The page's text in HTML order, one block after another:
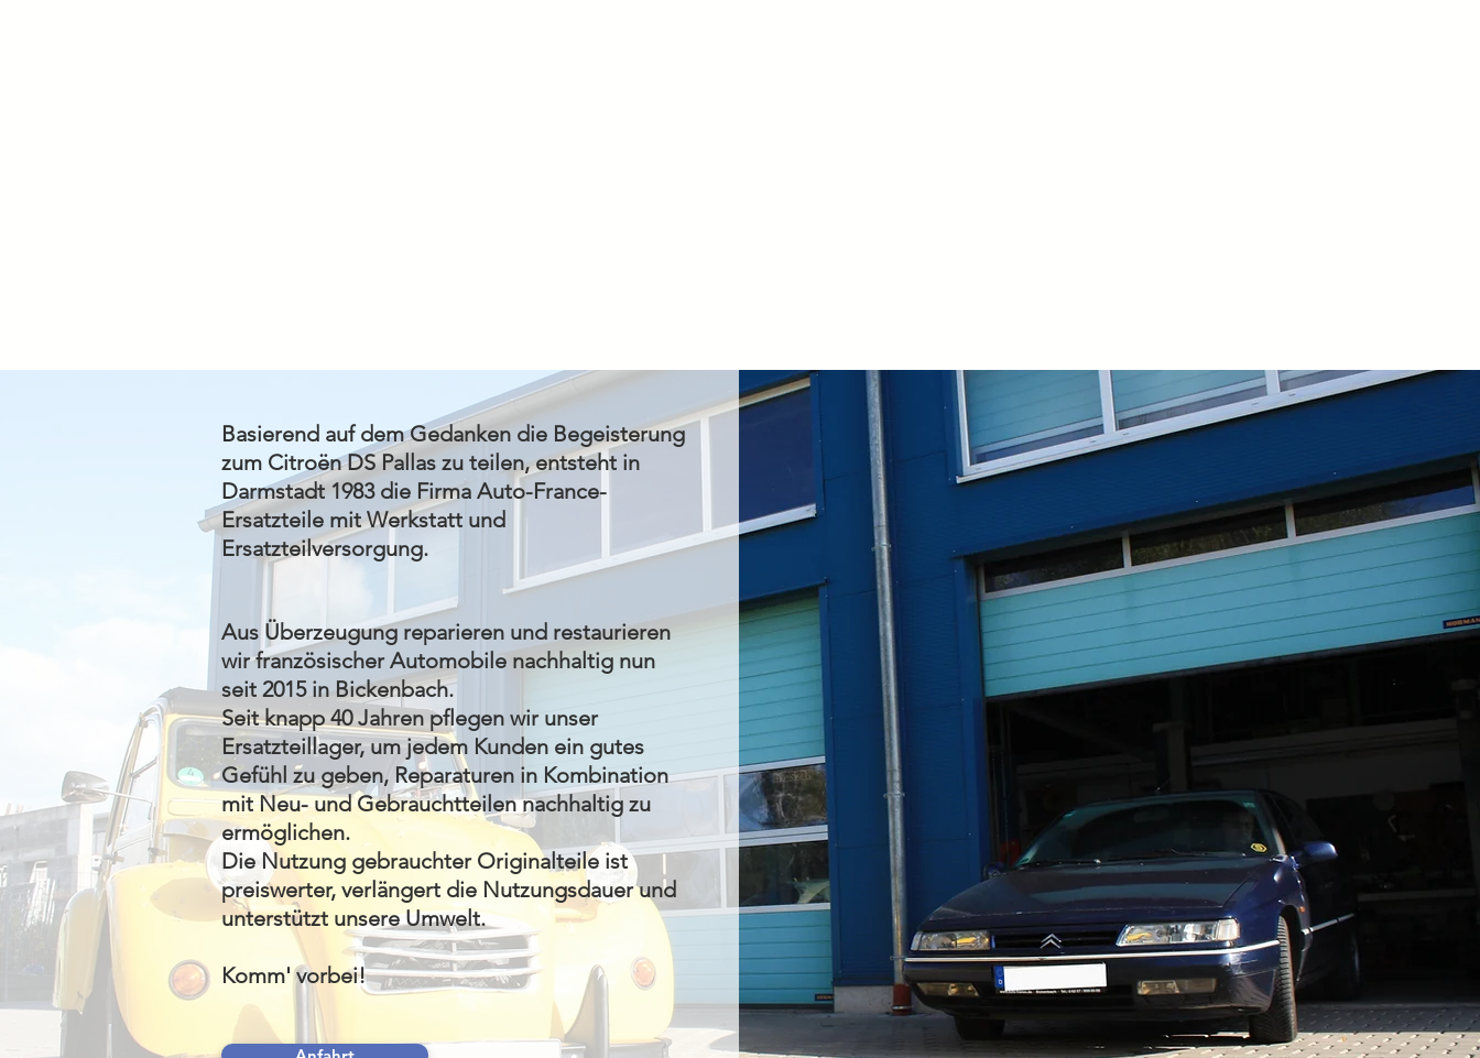
Basierend auf dem Gedanken die Begeisterung
zum Citroën DS Pallas zu teilen, entsteht in
Darmstadt 1983 die Firma Auto-France-
Ersatzteile mit Werkstatt und
Ersatzteilversorgung.
Aus Überzeugung reparieren und restaurieren
wir französischer Automobile nachhaltig nun
seit 2015 in Bickenbach.
Seit knapp 40 Jahren pflegen wir unser
Ersatzteillager, um jedem Kunden ein gutes
Gefühl zu geben, Reparaturen in Kombination
mit Neu- und Gebrauchtteilen nachhaltig zu
ermöglichen.
Die Nutzung gebrauchter Originalteile ist
preiswerter, verlängert die Nutzungsdauer und
unterstützt unsere Umwelt.
Komm' vorbei!